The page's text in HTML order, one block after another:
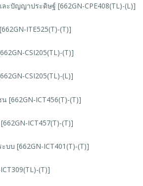
ะปัญญาประดิษฐ์ [662GN-CPE408(TL)-(L)]
ITE525(T)-(T)]
CSI205(TL)-(T)]
CSI205(TL)-(L)]
[662GN-ICT456(T)-(T)]
ICT457(T)-(T)]
บบ [662GN-ICT401(T)-(T)]
(T)]